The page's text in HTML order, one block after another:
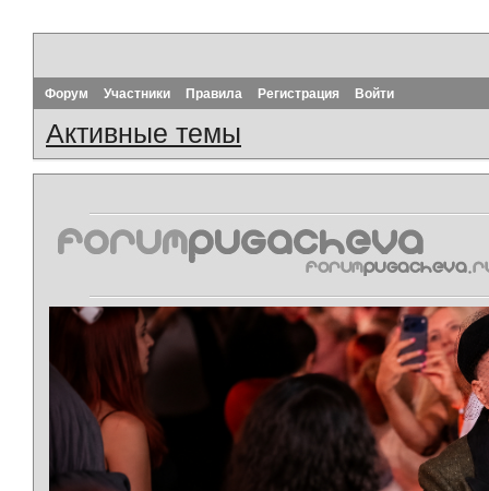
Форум Участники Правила Регистрация Войти
Активные темы